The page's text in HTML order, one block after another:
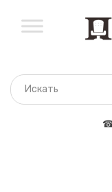
содержанию